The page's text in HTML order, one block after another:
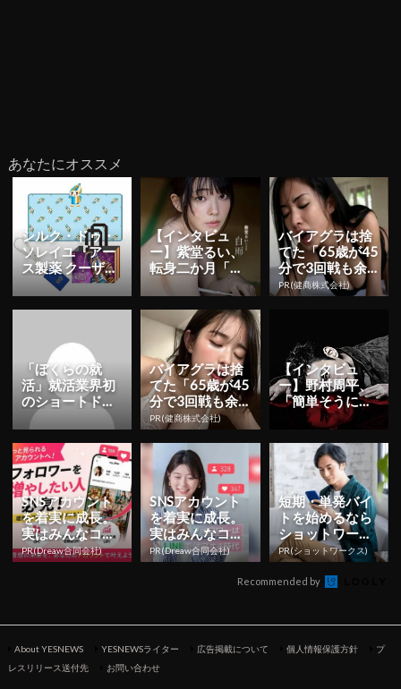
あなたにオススメ
シルク・ドゥ・
ソレイユ『アー
ス製薬 クーザ』
東京公演の日程
＆チケット情報
【インタビュ
ー】紫堂るい、
転身二か月「も
っと知っていた
だくことを目標
に」 初ヘア...
バイアグラは捨
てた「65歳が45
分で3回戦も余
裕」980円で朝
まで絶好調！
PR(健商株式会社)
「ぼくらの就
活」就活業界初
のショートドラ
マシリーズを本
日より公開！ | Y
ESN...
バイアグラは捨
てた「65歳が45
分で3回戦も余
裕」1日31円で
朝まで絶好調！
PR(健商株式会社)
【インタビュ
ー】野村周平、
「簡単そうに見
えるけれど、ち
ゃんと伝えない
といけない物...
SNSアカウント
を着実に成長。
実はみんなココ
使ってます。
PR(Dreaw合同会社)
SNSアカウント
を着実に成長。
実はみんなココ
使ってます。
PR(Dreaw合同会社)
短期・単発バイ
トを始めるなら
ショットワーク
ス
PR(ショットワークス)
Recommended by
About YESNEWS YESNEWSライター 広告掲載について 個人情報保護方針
プ
レスリリース送付先
お問い合わせ